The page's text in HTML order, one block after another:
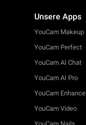
Unsere Apps
YouCam Makeup
YouCam Perfect
YouCam AI Chat
YouCam AI Pro
YouCam Enhance
YouCam Video